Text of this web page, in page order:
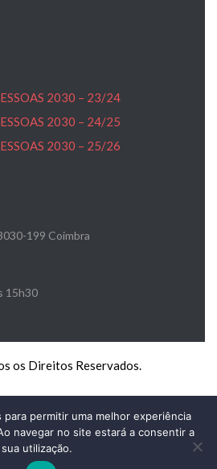
2030 – 23/24
2030 – 24/25
2030 – 25/26
199 Coimbra
15h30
os Direitos Reservados.
permitir uma melhor experiência
navegar no site estará a consentir a
sua utilização.